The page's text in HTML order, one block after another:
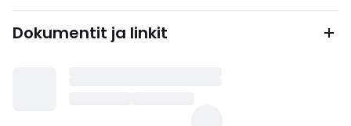
Dokumentit ja linkit